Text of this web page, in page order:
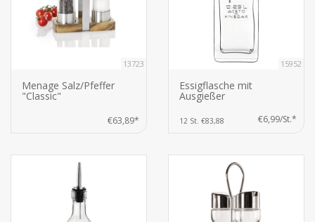
13723
Menage Salz/Pfeffer
"Classic"
€63,89*
15952
Essigflasche mit
Ausgießer
12 St. €83,88 €6,99/St.*